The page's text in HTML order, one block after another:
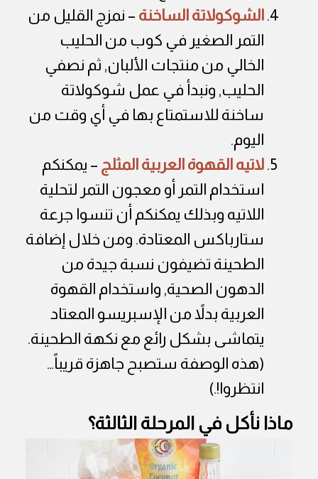
الشوكولاتة الساخنة – نمزج القليل من
التمر الصغير في كوب من الحليب
الخالي من منتجات الألبان, ثم نصفي
الحليب, ونبدأ في عمل شوكولاتة
ساخنة للاستمتاع بها في أي وقت من
اليوم.
لاتيه القهوة العربية المثلج – يمكنكم
استخدام التمر أو معجون التمر لتحلية
اللاتيه وبذلك يمكنكم أن تنسوا جرعة
ستارباكس المعتادة. ومن خلال إضافة
الطحينة تضيفون نسبة جيدة من
الدهون الصحية, واستخدام القهوة
العربية بدلاً من الإسبريسو المعتاد
يتماشى بشكل رائع مع نكهة الطحينة.
(هذه الوصفة ستصبح جاهزة قريباً…
انتظروا!.)
ماذا نأكل في المرحلة الثالثة؟